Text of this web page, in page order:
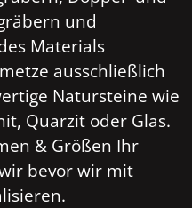
und
Materials
ausschließlich
Natursteine wie
Quarzit oder Glas.
& Größen Ihr
bevor wir mit